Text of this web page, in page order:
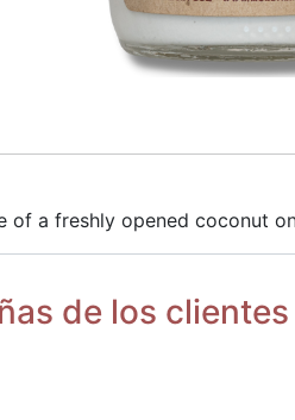
of a freshly opened coconut
de los clientes